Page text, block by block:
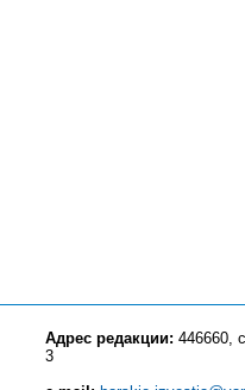
Адрес редакции: 446660,
3